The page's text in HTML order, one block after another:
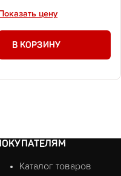
Показать цену
В КОРЗИНУ
Каталог товаров